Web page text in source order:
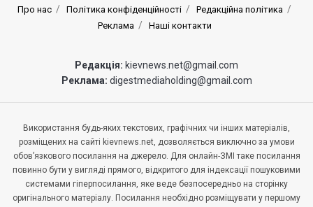
Про нас Політика конфіденційності
Редакційна політика
Реклама
Наші контакти
Редакція: kievnews.net@gmail.com
Реклама: digestmediaholding@gmail.com
Використання будь-яких текстових, графічних чи інших матеріалів,
розміщених на сайті kievnews.net, дозволяється виключно за умови
обов’язкового посилання на джерело. Для онлайн-ЗМІ таке посилання
повинно бути у вигляді прямого, відкритого для індексації пошуковими
системами гіперпосилання, яке веде безпосередньо на сторінку
оригінального матеріалу. Посилання необхідно розміщувати у першому